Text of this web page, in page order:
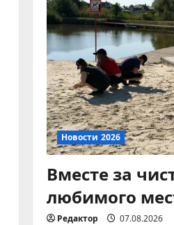
4
5
Новости
Новости 2026
Вместе за
любимого
Редактор 07.08.2026